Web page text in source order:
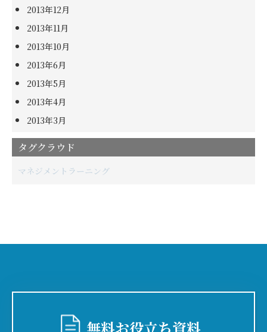
2013年12月
2013年11月
2013年10月
2013年6月
2013年5月
2013年4月
2013年3月
タグクラウド
マネジメント ラーニング
無料お役⽴ち資料